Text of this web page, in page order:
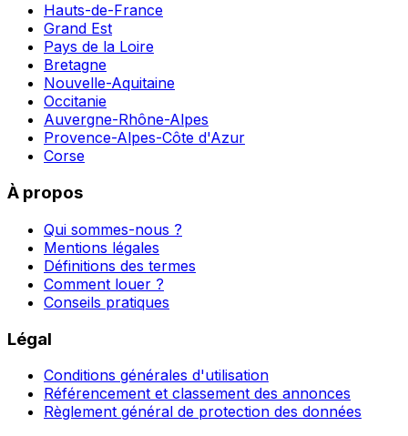
Hauts-de-France
Grand Est
Pays de la Loire
Bretagne
Nouvelle-Aquitaine
Occitanie
Auvergne-Rhône-Alpes
Provence-Alpes-Côte d'Azur
Corse
À propos
Qui sommes-nous ?
Mentions légales
Définitions des termes
Comment louer ?
Conseils pratiques
Légal
Conditions générales d'utilisation
Référencement et classement des annonces
Règlement général de protection des données